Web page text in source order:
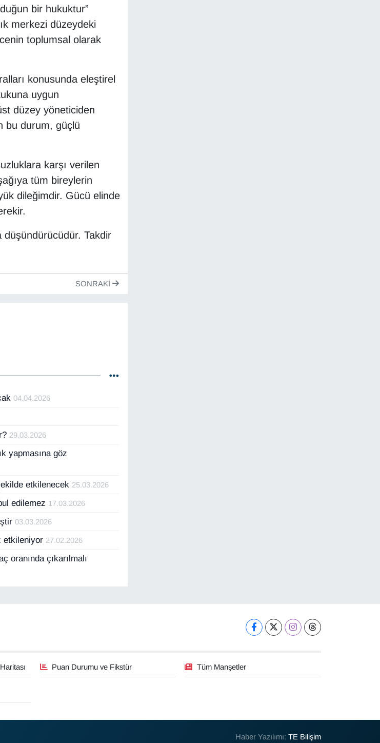
bir hukuktur”
merkezi düzeydeki
toplumsal olarak
konusunda eleştirel
uygun
düzey yöneticiden
bu durum, güçlü
karşı verilen
tüm bireylerin
dileğimdir. Gücü elinde
düşündürücüdür. Takdir
SONRAKI
04.04.2026
29.03.2026
yapmasına göz
etkilenecek 25.03.2026
edilemez 17.03.2026
03.03.2026
etkileniyor 27.02.2026
oranında çıkarılmalı
Puan Durumu ve Fikstür Tüm Manşetler
Haber Yazılımı:TE Bilişim